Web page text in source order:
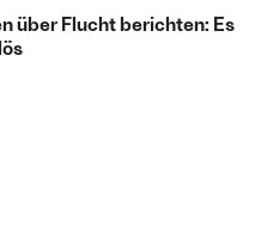
über Flucht berichten: Es